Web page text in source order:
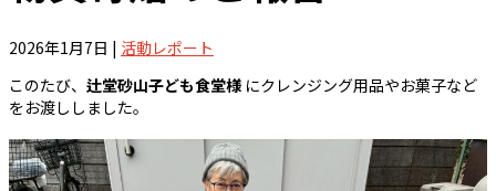
2026年1月7日 | 活動レポート
このたび、 辻堂砂山子ども食堂様 にクレンジング用品やお菓子など
をお渡ししました。